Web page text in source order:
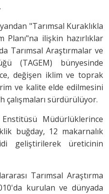
"Tarımsal Kuraklıkla
Planı"na ilişkin hazırlıklar
Tarımsal Araştırmalar ve
(TAGEM) bünyesinde
değişen iklim ve toprak
ve kalite elde edilmesini
çalışmaları sürdürülüyor.
Müdürlüklerince
buğday, 12 makarnalık
geliştirilerek üreticinin
Tarımsal Araştırma
kurulan ve dünyada